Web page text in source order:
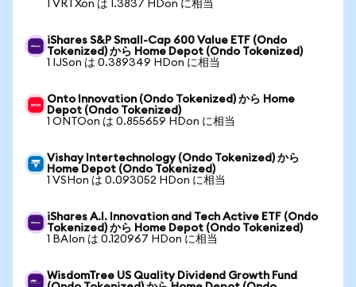
1 VRTXon は 1.3837 HDon に相当
iShares S&P Small-Cap 600 Value ETF (Ondo
Tokenized) から Home Depot (Ondo Tokenized)
1 IJSon は 0.389349 HDon に相当
Onto Innovation (Ondo Tokenized) から Home
Depot (Ondo Tokenized)
1 ONTOon は 0.855659 HDon に相当
Vishay Intertechnology (Ondo Tokenized) から
Home Depot (Ondo Tokenized)
1 VSHon は 0.093052 HDon に相当
iShares A.I. Innovation and Tech Active ETF (Ondo
Tokenized) から Home Depot (Ondo Tokenized)
1 BAIon は 0.120967 HDon に相当
WisdomTree US Quality Dividend Growth Fund